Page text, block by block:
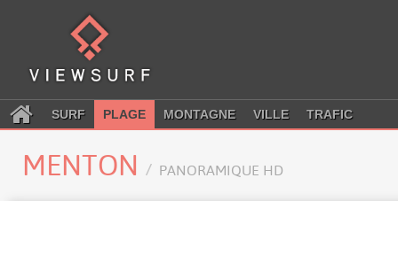
SURF PLAGE MONTAGNE VILLE TRAFIC
MENTON PANORAMIQUE HD